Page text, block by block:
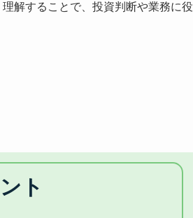
解することで、投資判断や業務に役